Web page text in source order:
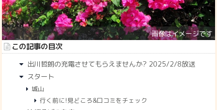
この記事の目次
出川哲朗の充電させてもらえませんか? 2025/2/8放送
スタート
城山
行く前に!見どころ&口コミをチェック